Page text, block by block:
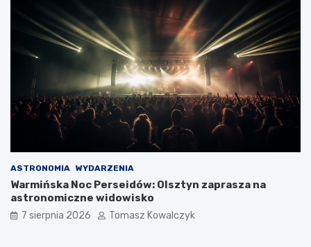
ASTRONOMIA WYDARZENIA
Warmińska Noc Perseidów: Olsztyn zaprasza na
astronomiczne widowisko
7 sierpnia 2026 Tomasz Kowalczyk